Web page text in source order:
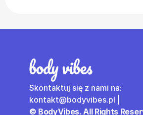
Skontaktuj się z nami na:
kontakt@bodyvibes.pl |
© BodyVibes. All Rights